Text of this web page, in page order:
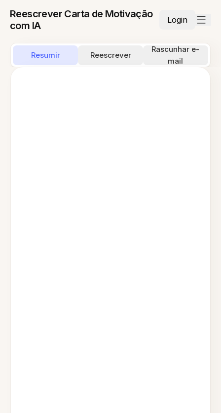
Reescrever Carta de Motivação
com IA
Login
Resumir Reescrever
Rascunhar e-
mail